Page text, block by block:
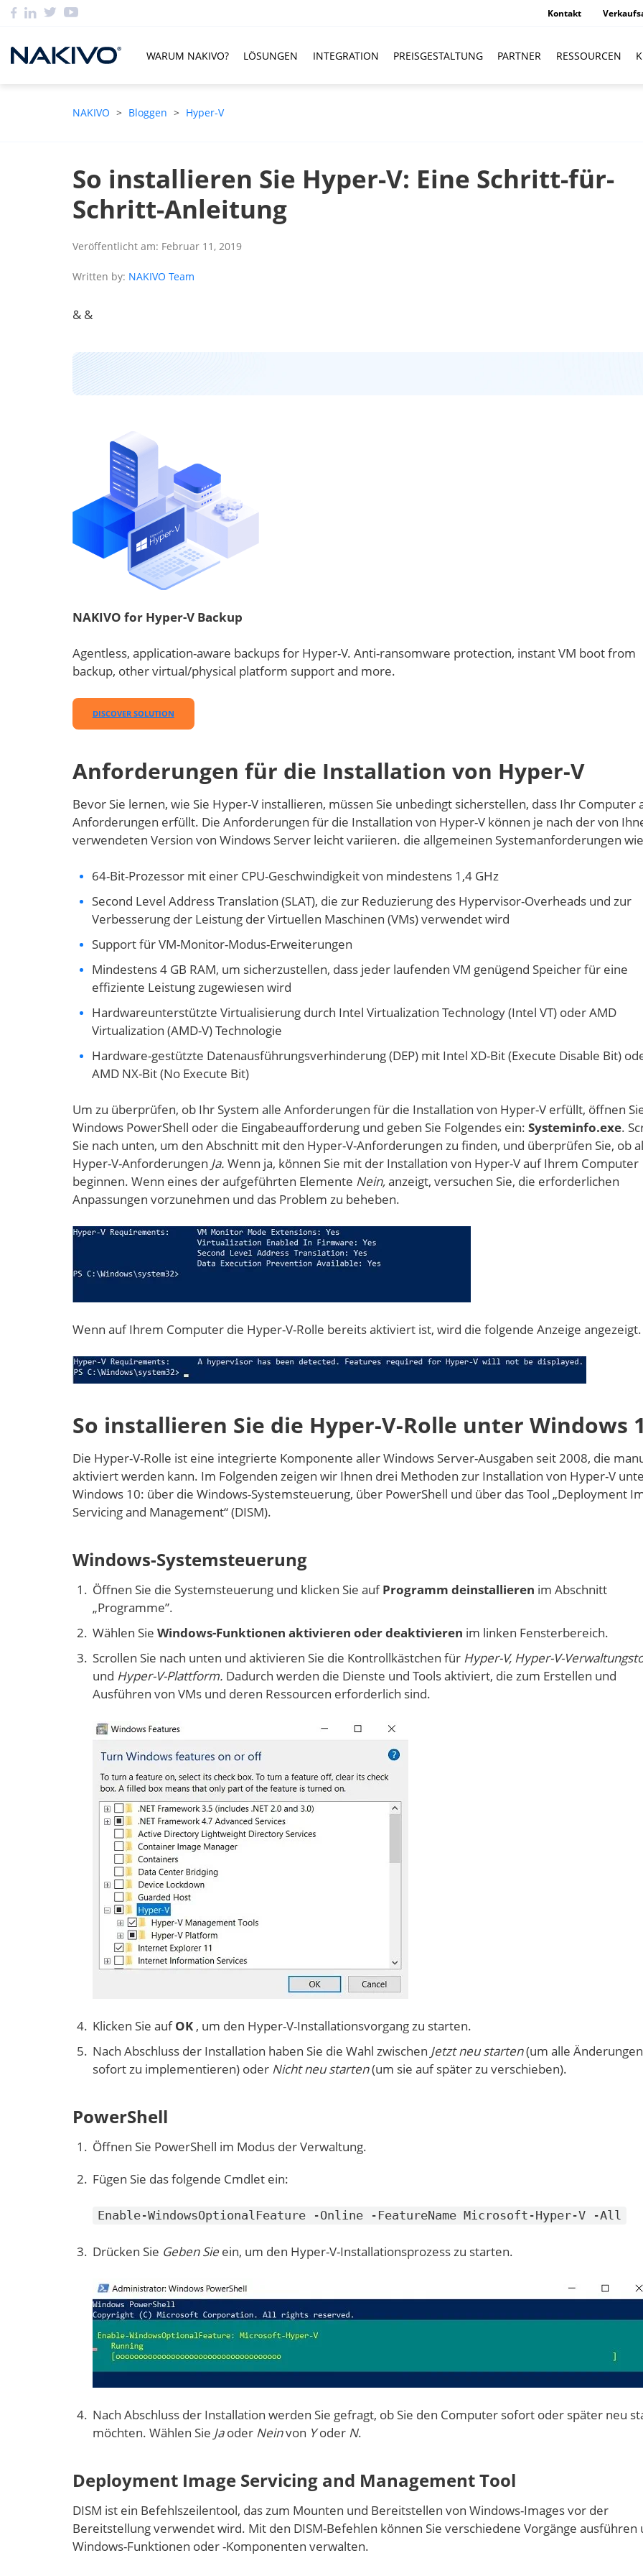
Kontakt
WARUM NAKIVO? LÖSUNGEN INTEGRATION PREISGESTALTUNG PARTNER RESSOURCEN
NAKIVO > Bloggen > Hyper-V
So installieren Sie Hyper-V: Eine Schritt-für-
Schritt-Anleitung
Veröffentlicht am: Februar 11, 2019
Written by: NAKIVO Team
& &
NAKIVO for Hyper-V Backup
Agentless, application-aware backups for Hyper-V. Anti-ransomware protection, instant VM boot from
backup, other virtual/physical platform support and more.
DISCOVER SOLUTION
Anforderungen für die Installation von Hyper-V
Bevor Sie lernen, wie Sie Hyper-V installieren, müssen Sie unbedingt sicherstellen, dass Ihr Computer
Anforderungen erfüllt. Die Anforderungen für die Installation von Hyper-V können je nach der von
verwendeten Version von Windows Server leicht variieren. die allgemeinen Systemanforderungen
64-Bit-Prozessor mit einer CPU-Geschwindigkeit von mindestens 1,4 GHz
Second Level Address Translation (SLAT), die zur Reduzierung des Hypervisor-Overheads und zur
Verbesserung der Leistung der Virtuellen Maschinen (VMs) verwendet wird
Support für VM-Monitor-Modus-Erweiterungen
Mindestens 4 GB RAM, um sicherzustellen, dass jeder laufenden VM genügend Speicher für eine
effiziente Leistung zugewiesen wird
Hardwareunterstützte Virtualisierung durch Intel Virtualization Technology (Intel VT) oder AMD
Virtualization (AMD-V) Technologie
Hardware-gestützte Datenausführungsverhinderung (DEP) mit Intel XD-Bit (Execute Disable Bit)
AMD NX-Bit (No Execute Bit)
Um zu überprüfen, ob Ihr System alle Anforderungen für die Installation von Hyper-V erfüllt, öffnen
Windows PowerShell oder die Eingabeaufforderung und geben Sie Folgendes ein: Systeminfo.exe.
Sie nach unten, um den Abschnitt mit den Hyper-V-Anforderungen zu finden, und überprüfen Sie, ob
Hyper-V-Anforderungen Ja. Wenn ja, können Sie mit der Installation von Hyper-V auf Ihrem Computer
beginnen. Wenn eines der aufgeführten Elemente Nein,anzeigt, versuchen Sie, die erforderlichen
Anpassungen vorzunehmen und das Problem zu beheben.
Wenn auf Ihrem Computer die Hyper-V-Rolle bereits aktiviert ist, wird die folgende Anzeige angezeigt.
So installieren Sie die Hyper-V-Rolle unter Windows
Die Hyper-V-Rolle ist eine integrierte Komponente aller Windows Server-Ausgaben seit 2008, die
aktiviert werden kann. Im Folgenden zeigen wir Ihnen drei Methoden zur Installation von Hyper-V
Windows 10: über die Windows-Systemsteuerung, über PowerShell und über das Tool „Deployment
Servicing and Management“ (DISM).
Windows-Systemsteuerung
Öffnen Sie die Systemsteuerung und klicken Sie aufProgramm deinstallieren im Abschnitt
„Programme”.
Wählen Sie Windows-Funktionen aktivieren oder deaktivieren im linken Fensterbereich.
Scrollen Sie nach unten und aktivieren Sie die Kontrollkästchen für Hyper-V, Hyper-V-
und Hyper-V-Plattform. Dadurch werden die Dienste und Tools aktiviert, die zum Erstellen und
Ausführen von VMs und deren Ressourcen erforderlich sind.
Klicken Sie aufOK, um den Hyper-V-Installationsvorgang zu starten.
Nach Abschluss der Installation haben Sie die Wahl zwischen Jetzt neu starten(um alle Änderungen
sofort zu implementieren) oder Nicht neu starten(um sie auf später zu verschieben).
PowerShell
Öffnen Sie PowerShell im Modus der Verwaltung.
Fügen Sie das folgende Cmdlet ein:
Enable-WindowsOptionalFeature -Online -FeatureName Microsoft-Hyper-V -All
Drücken Sie Geben Sie ein, um den Hyper-V-Installationsprozess zu starten.
Nach Abschluss der Installation werden Sie gefragt, ob Sie den Computer sofort oder später neu
möchten. Wählen Sie Jaoder Neinvon Yoder N.
Deployment Image Servicing and Management Tool
DISM ist ein Befehlszeilentool, das zum Mounten und Bereitstellen von Windows-Images vor der
Bereitstellung verwendet wird. Mit den DISM-Befehlen können Sie verschiedene Vorgänge ausführen
Windows-Funktionen oder -Komponenten verwalten.